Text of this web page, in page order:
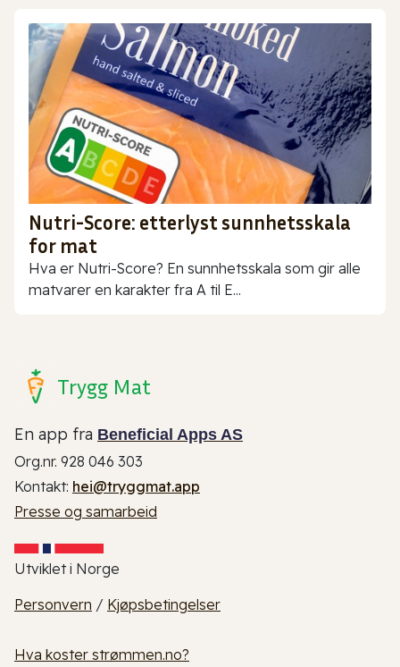
Nutri-Score: etterlyst sunnhetsskala
for mat
Hva er Nutri-Score? En sunnhetsskala som gir alle
matvarer en karakter fra A til E...
Trygg Mat
En app fra Beneficial Apps AS
Org.nr. 928 046 303
Kontakt: hei@tryggmat.app
Presse og samarbeid
Utviklet i Norge
Personvern / Kjøpsbetingelser
Hva koster strømmen.no?